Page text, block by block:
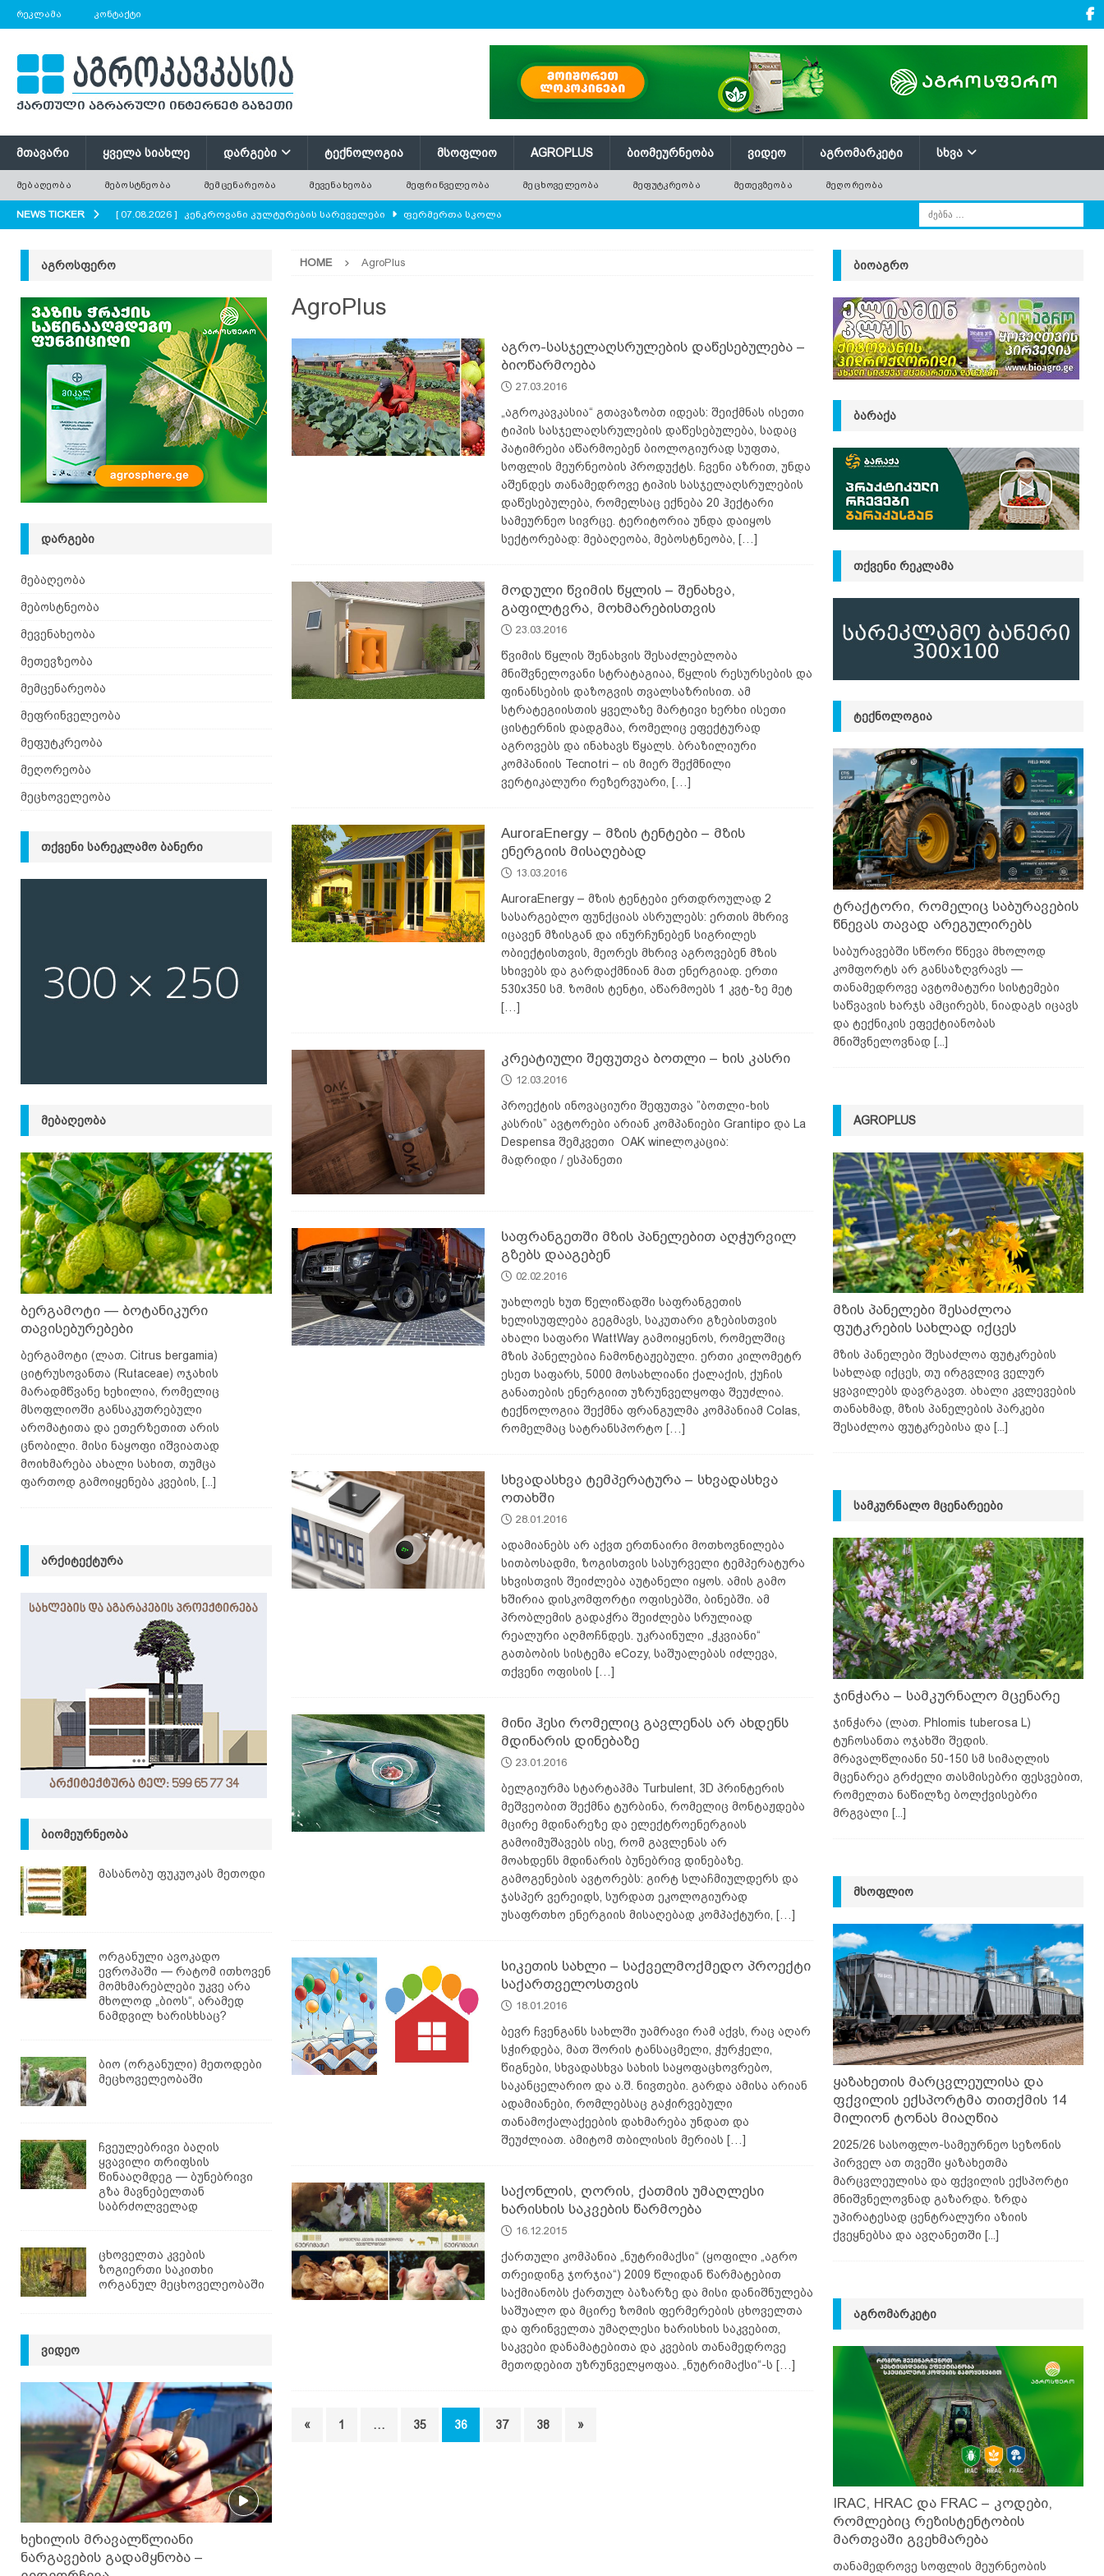
ᲠᲔᲙᲚᲐᲛᲐ ᲙᲝᲜᲢᲐᲥᲢᲘ
ᲛᲗᲐᲕᲐᲠᲘ ᲧᲕᲔᲚᲐ ᲡᲘᲐᲮᲚᲔ ᲓᲐᲠᲒᲔᲑᲘ ᲢᲔᲥᲜᲝᲚᲝᲒᲘᲐ ᲛᲡᲝᲤᲚᲘᲝ AGROPLUS ᲑᲘᲝᲛᲔᲣᲠᲜᲔᲝᲑᲐ ᲕᲘᲓᲔᲝ ᲐᲒᲠᲝᲛᲐᲠᲙᲔᲢᲘ ᲡᲮᲕᲐ
ᲛᲔᲑᲐᲦᲔᲝᲑᲐ ᲛᲔᲑᲝᲡᲢᲜᲔᲝᲑᲐ ᲛᲔᲛᲪᲔᲜᲐᲠᲔᲝᲑᲐ ᲛᲔᲕᲔᲜᲐᲮᲔᲝᲑᲐ ᲛᲔᲤᲠᲘᲜᲕᲔᲚᲔᲝᲑᲐ ᲛᲔᲪᲮᲝᲕᲔᲚᲔᲝᲑᲐ ᲛᲔᲤᲣᲢᲙᲠᲔᲝᲑᲐ ᲛᲔᲗᲔᲕᲖᲔᲝᲑᲐ ᲛᲔᲦᲝᲠᲔᲝᲑᲐ
NEWS TICKER [ 07.08.2026 ] კენკროვანი კულტურების სარეველები ᲤᲔᲠᲛᲔᲠᲗᲐ ᲡᲙᲝᲚᲐ
რატომ ტოვებენ ფერმერები მინდორში გამხმარ ხეებს?
[ 07.08.2026 ] გნოლის ბიოლოგიური თავისებურებები და პროდუქტიულობა
[ 07.08.2026 ] პოლონეთში ხილის მოსავლის მნიშვნელოვან შემცირებას პროგნოზირებენ
HOME AgroPlus
AgroPlus
აგრო-სასჯელაღსრულების დაწესებულება –
ბიოწარმოება
27.03.2016
„აგროკავკასია“ გთავაზობთ იდეას: შეიქმნას ისეთი
ტიპის სასჯელაღსრულების დაწესებულება, სადაც
პატიმრები აწარმოებენ ბიოლოგიურად სუფთა,
სოფლის მეურნეობის პროდუქტს. ჩვენი აზრით, უნდა
აშენდეს თანამედროვე ტიპის სასჯელაღსრულების
დაწესებულება, რომელსაც ექნება 20 ჰექტარი
სამეურნეო სივრცე. ტერიტორია უნდა დაიყოს
სექტორებად: მებაღეობა, მებოსტნეობა,
[…]
მოდული წვიმის წყლის – შენახვა,
გაფილტვრა, მოხმარებისთვის
23.03.2016
წვიმის წყლის შენახვის შესაძლებლობა
მნიშვნელოვანი სტრატაგიაა, წყლის რესურსების და
ფინანსების დაზოგვის თვალსაზრისით. ამ
სტრატეგიისთის ყველაზე მარტივი ხერხი ისეთი
ცისტერნის დადგმაა, რომელიც ეფექტურად
აგროვებს და ინახავს წყალს. ბრაზილიური
კომპანიის Tecnotri – ის მიერ შექმნილი
ვერტიკალური რეზერვუარი,
[…]
AuroraEnergy – მზის ტენტები – მზის
ენერგიის მისაღებად
13.03.2016
AuroraEnergy – მზის ტენტები ერთდროულად 2
სასარგებლო ფუნქციას ასრულებს: ერთის მხრივ
იცავენ მზისგან და ინურჩუნებენ სიგრილეს
ობიექტისთვის, მეორეს მხრივ აგროვებენ მზის
სხივებს და გარდაქმნიან მათ ენერგიად. ერთი
530х350 სმ. ზომის ტენტი, აწარმოებს 1 კვტ-ზე მეტ
[…]
კრეატიული შეფუთვა ბოთლი – ხის კასრი
12.03.2016
პროექტის ინოვაციური შეფუთვა ”ბოთლი-ხის
კასრის” ავტორები არიან კომპანიები Grantipo და La
Despensa შემკვეთი OAK wineლოკაცია:
მადრიდი / ესპანეთი
საფრანგეთში მზის პანელებით აღჭურვილ
გზებს დააგებენ
02.02.2016
უახლოეს ხუთ წელიწადში საფრანგეთის
ხელისუფლება გეგმავს, საკუთარი გზებისთვის
ახალი საფარი WattWay გამოიყენოს, რომელშიც
მზის პანელებია ჩამონტაჟებული. ერთი კილომეტრ
ესეთ საფარს, 5000 მოსახლიანი ქალაქის, ქუჩის
განათების ენერგიით უზრუნველყოფა შეუძლია.
ტექნოლოგია შექმნა ფრანგულმა კომპანიამ Colas,
რომელმაც სატრანსპორტო […]
სხვადასხვა ტემპერატურა – სხვადასხვა
ოთახში
28.01.2016
ადამიანებს არ აქვთ ერთნაირი მოთხოვნილება
სითბოსადმი, ზოგისთვის სასურველი ტემპერატურა
სხვისთვის შეიძლება აუტანელი იყოს. ამის გამო
ხშირია დისკომფორტი ოფისებში, ბინებში. ამ
პრობლემის გადაჭრა შეიძლება სრულიად
რეალური აღმოჩნდეს. უკრაინული „ჭკვიანი“
გათბობის სისტემა eCozy, საშუალებას იძლევა,
თქვენი ოფისის […]
მინი ჰესი რომელიც გავლენას არ ახდენს
მდინარის დინებაზე
23.01.2016
ბელგიურმა სტარტაპმა Turbulent, 3D პრინტერის
მეშვეობით შექმნა ტურბინა, რომელიც მონტაჟდება
მცირე მდინარეზე და ელექტროენერგიას
გამოიმუშავებს ისე, რომ გავლენას არ
მოახდენს მდინარის ბუნებრივ დინებაზე.
გამოგენების ავტორებს: გირტ სლაჩმიულდერს და
ჯასპერ ვერეიდს, სურდათ ეკოლოგიურად
უსაფრთხო ენერგიის მისაღებად კომპაქტური, […]
სიკეთის სახლი – საქველმოქმედო პროექტი
საქართველოსთვის
18.01.2016
ბევრ ჩვენგანს სახლში უამრავი რამ აქვს, რაც აღარ
სჭირდება, მათ შორის ტანსაცმელი, ჭურჭელი,
წიგნები, სხვადასხვა სახის საყოფაცხოვრებო,
საკანცელარიო და ა.შ. ნივთები. გარდა ამისა არიან
ადამიანები, რომლებსაც გაჭირვებული
თანამოქალაქეების დახმარება უნდათ და
შეუძლიათ. ამიტომ თბილისის მერიას […]
საქონლის, ღორის, ქათმის უმაღლესი
ხარისხის საკვების წარმოება
16.12.2015
ქართული კომპანია „ნუტრიმაქსი“ (ყოფილი „აგრო
თრეიდინგ ჯორჯია“) 2009 წლიდან წარმატებით
საქმიანობს ქართულ ბაზარზე და მისი დანიშნულება
საშუალო და მცირე ზომის ფერმერების ცხოველთა
და ფრინველთა უმაღლესი ხარისხის საკვებით,
საკვები დანამატებითა და კვების თანამედროვე
მეთოდებით უზრუნველყოფაა. „ნუტრიმაქსი“-ს […]
« 1 … 35 36 37 38 »
ᲐᲒᲠᲝᲡᲤᲔᲠᲝ
ᲓᲐᲠᲒᲔᲑᲘ
მებაღეობა
მებოსტნეობა
მევენახეობა
მეთევზეობა
მემცენარეობა
მეფრინველეობა
მეფუტკრეობა
მეღორეობა
მეცხოველეობა
ᲗᲥᲕᲔᲜᲘ ᲡᲐᲠᲔᲙᲚᲐᲛᲝ ᲑᲐᲜᲔᲠᲘ
ᲛᲔᲑᲐᲦᲔᲝᲑᲐ
ბერგამოტი — ბოტანიკური
თავისებურებები
ბერგამოტი (ლათ. Citrus bergamia)
ციტრუსოვანთა (Rutaceae) ოჯახის
მარადმწვანე ხეხილია, რომელიც
მსოფლიოში განსაკუთრებული
არომატითა და ეთერზეთით არის
ცნობილი. მისი ნაყოფი იშვიათად
მოიხმარება ახალი სახით, თუმცა
ფართოდ გამოიყენება კვების,
[...]
ᲐᲠᲥᲘᲢᲔᲥᲢᲣᲠᲐ
ᲑᲘᲝᲛᲔᲣᲠᲜᲔᲝᲑᲐ
მასანობუ ფუკუოკას მეთოდი
ორგანული ავოკადო
ევროპაში — რატომ ითხოვენ
მომხმარებლები უკვე არა
მხოლოდ „ბიოს“, არამედ
ნამდვილ ხარისხსაც?
ბიო (ორგანული) მეთოდები
მეცხოველეობაში
ჩვეულებრივი ბაღის
ყვავილი თრიფსის
წინააღმდეგ — ბუნებრივი
გზა მავნებელთან
საბრძოლველად
ცხოველთა კვების
ზოგიერთი საკითხი
ორგანულ მეცხოველეობაში
ᲕᲘᲓᲔᲝ
ხეხილის მრავალწლიანი
ნარგავების გადამყნობა –
ᲑᲘᲝᲐᲒᲠᲝ
ᲑᲐᲠᲐᲥᲐ
ᲗᲥᲕᲔᲜᲘ ᲠᲔᲙᲚᲐᲛᲐ
ᲢᲔᲥᲜᲝᲚᲝᲒᲘᲐ
ტრაქტორი, რომელიც საბურავების
წნევას თავად არეგულირებს
საბურავებში სწორი წნევა მხოლოდ
კომფორტს არ განსაზღვრავს —
თანამედროვე ავტომატური სისტემები
საწვავის ხარჯს ამცირებს, ნიადაგს იცავს
და ტექნიკის ეფექტიანობას
მნიშვნელოვნად [...]
AGROPLUS
მზის პანელები შესაძლოა
ფუტკრების სახლად იქცეს
მზის პანელები შესაძლოა ფუტკრების
სახლად იქცეს, თუ ირგვლივ ველურ
ყვავილებს დავრგავთ. ახალი კვლევების
თანახმად, მზის პანელების პარკები
შესაძლოა ფუტკრებისა და [...]
ᲡᲐᲛᲙᲣᲠᲜᲐᲚᲝ ᲛᲪᲔᲜᲐᲠᲔᲔᲑᲘ
ჯინჭარა – სამკურნალო მცენარე
ჯინჭარა (ლათ. Phlomis tuberosa L)
ტუჩოსანთა ოჯახში შედის.
მრავალწლიანი 50-150 სმ სიმაღლის
მცენარეა გრძელი თასმისებრი ფესვებით,
რომელთა ნაწილზე ბოლქვისებრი
მრგვალი [...]
ᲛᲡᲝᲤᲚᲘᲝ
ყაზახეთის მარცვლეულისა და
ფქვილის ექსპორტმა თითქმის 14
მილიონ ტონას მიაღწია
2025/26 სასოფლო-სამეურნეო სეზონის
პირველ ათ თვეში ყაზახეთმა
მარცვლეულისა და ფქვილის ექსპორტი
მნიშვნელოვნად გაზარდა. ზრდა
უპირატესად ცენტრალური აზიის
ქვეყნებსა და ავღანეთში [...]
ᲐᲒᲠᲝᲛᲐᲠᲙᲔᲢᲘ
IRAC, HRAC და FRAC – კოდები,
რომლებიც რეზისტენტობის
მართვაში გვეხმარება
თანამედროვე სოფლის მეურნეობის